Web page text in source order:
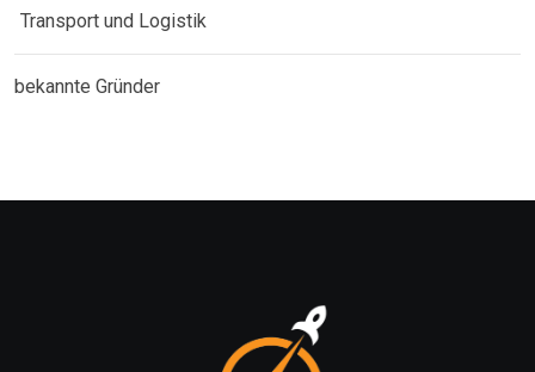
Transport und Logistik
bekannte Gründer